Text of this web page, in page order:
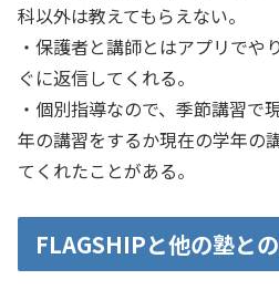
科以外は教えてもらえない。
・保護者と講師とはアプリでや
ぐに返信してくれる。
・個別指導なので、季節講習で
年の講習をするか現在の学年の
てくれたことがある。
FLAGSHIPと他の塾と